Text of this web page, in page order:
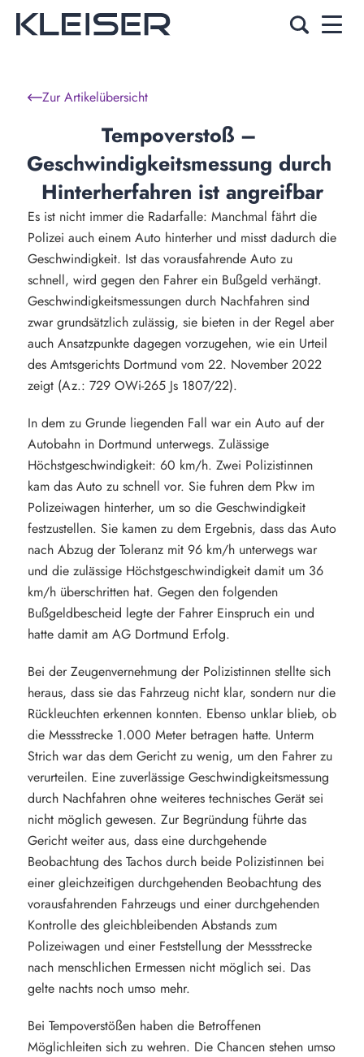
Zur Artikelübersicht
Tempoverstoß –
Geschwindigkeitsmessung durch
Hinterherfahren ist angreifbar
Es ist nicht immer die Radarfalle: Manchmal fährt die
Polizei auch einem Auto hinterher und misst dadurch die
Geschwindigkeit. Ist das vorausfahrende Auto zu
schnell, wird gegen den Fahrer ein Bußgeld verhängt.
Geschwindigkeitsmessungen durch Nachfahren sind
zwar grundsätzlich zulässig, sie bieten in der Regel aber
auch Ansatzpunkte dagegen vorzugehen, wie ein Urteil
des Amtsgerichts Dortmund vom 22. November 2022
zeigt (Az.: 729 OWi-265 Js 1807/22).
In dem zu Grunde liegenden Fall war ein Auto auf der
Autobahn in Dortmund unterwegs. Zulässige
Höchstgeschwindigkeit: 60 km/h. Zwei Polizistinnen
kam das Auto zu schnell vor. Sie fuhren dem Pkw im
Polizeiwagen hinterher, um so die Geschwindigkeit
festzustellen. Sie kamen zu dem Ergebnis, dass das Auto
nach Abzug der Toleranz mit 96 km/h unterwegs war
und die zulässige Höchstgeschwindigkeit damit um 36
km/h überschritten hat. Gegen den folgenden
Bußgeldbescheid legte der Fahrer Einspruch ein und
hatte damit am AG Dortmund Erfolg.
Bei der Zeugenvernehmung der Polizistinnen stellte sich
heraus, dass sie das Fahrzeug nicht klar, sondern nur die
Rückleuchten erkennen konnten. Ebenso unklar blieb, ob
die Messstrecke 1.000 Meter betragen hatte. Unterm
Strich war das dem Gericht zu wenig, um den Fahrer zu
verurteilen. Eine zuverlässige Geschwindigkeitsmessung
durch Nachfahren ohne weiteres technisches Gerät sei
nicht möglich gewesen. Zur Begründung führte das
Gericht weiter aus, dass eine durchgehende
Beobachtung des Tachos durch beide Polizistinnen bei
einer gleichzeitigen durchgehenden Beobachtung des
vorausfahrenden Fahrzeugs und einer durchgehenden
Kontrolle des gleichbleibenden Abstands zum
Polizeiwagen und einer Feststellung der Messstrecke
nach menschlichen Ermessen nicht möglich sei. Das
gelte nachts noch umso mehr.
Bei Tempoverstößen haben die Betroffenen
Möglichleiten sich zu wehren. Die Chancen stehen umso